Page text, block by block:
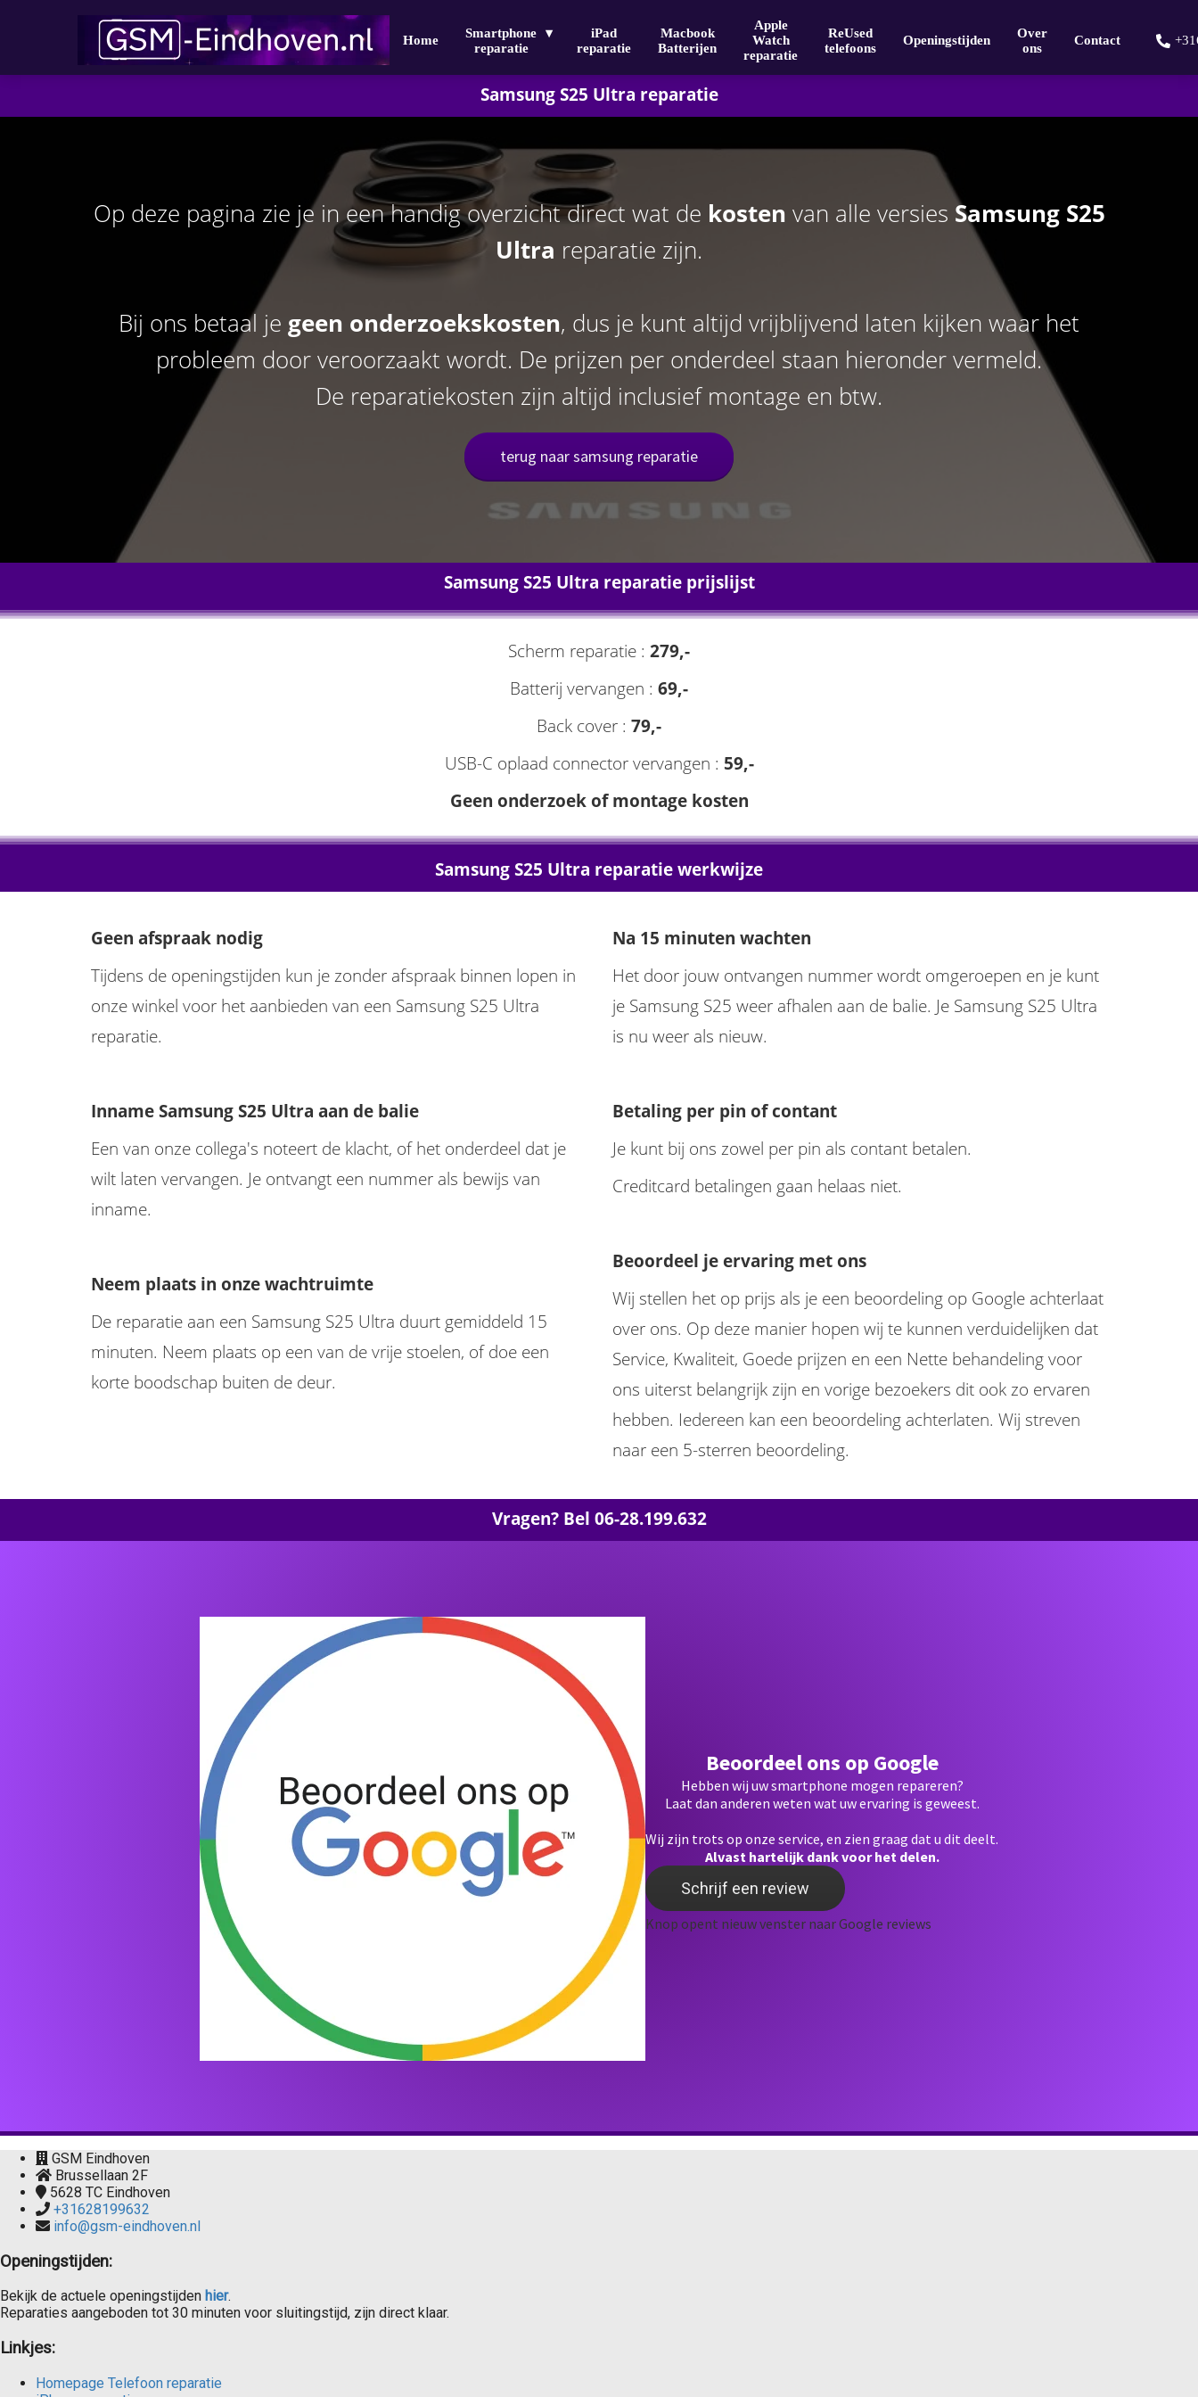
Home
Smartphone
reparatie
iPad
reparatie
Macbook
Batterijen
Apple
Watch
reparatie
ReUsed
telefoons
Openingstijden
Over
ons
Contact
Samsung S25 Ultra reparatie
Op deze pagina zie je in een handig overzicht direct wat de kosten van alle versies Samsung S25
Ultra reparatie zijn.
Bij ons betaal je geen onderzoekskosten, dus je kunt altijd vrijblijvend laten kijken waar het
probleem door veroorzaakt wordt. De prijzen per onderdeel staan hieronder vermeld.
De reparatiekosten zijn altijd inclusief montage en btw.
terug naar samsung reparatie
Samsung S25 Ultra reparatie prijslijst
Scherm reparatie : 279,-
Batterij vervangen : 69,-
Back cover : 79,-
USB-C oplaad connector vervangen : 59,-
Geen onderzoek of montage kosten
Samsung S25 Ultra reparatie werkwijze
Geen afspraak nodig
Tijdens de openingstijden kun je zonder afspraak binnen lopen in
onze winkel voor het aanbieden van een Samsung S25 Ultra
reparatie.
Inname Samsung S25 Ultra aan de balie
Een van onze collega's noteert de klacht, of het onderdeel dat je
wilt laten vervangen. Je ontvangt een nummer als bewijs van
inname.
Neem plaats in onze wachtruimte
De reparatie aan een Samsung S25 Ultra duurt gemiddeld 15
minuten. Neem plaats op een van de vrije stoelen, of doe een
korte boodschap buiten de deur.
Na 15 minuten wachten
Het door jouw ontvangen nummer wordt omgeroepen en je kunt
je Samsung S25 weer afhalen aan de balie. Je Samsung S25 Ultra
is nu weer als nieuw.
Betaling per pin of contant
Je kunt bij ons zowel per pin als contant betalen.
Creditcard betalingen gaan helaas niet.
Beoordeel je ervaring met ons
Wij stellen het op prijs als je een beoordeling op Google achterlaat
over ons. Op deze manier hopen wij te kunnen verduidelijken dat
Service, Kwaliteit, Goede prijzen en een Nette behandeling voor
ons uiterst belangrijk zijn en vorige bezoekers dit ook zo ervaren
hebben. Iedereen kan een beoordeling achterlaten. Wij streven
naar een 5-sterren beoordeling.
Vragen? Bel 06-28.199.632
Beoordeel ons op Google
Hebben wij uw smartphone mogen repareren?
Laat dan anderen weten wat uw ervaring is geweest.
Wij zijn trots op onze service, en zien graag dat u dit deelt.
Alvast hartelijk dank voor het delen.
Schrijf een review
Knop opent nieuw venster naar Google reviews
GSM Eindhoven
Brussellaan 2F
5628 TC Eindhoven
+31628199632
info@gsm-eindhoven.nl
Openingstijden:
Bekijk de actuele openingstijden hier.
Reparaties aangeboden tot 30 minuten voor sluitingstijd, zijn direct klaar.
Linkjes:
Homepage Telefoon reparatie